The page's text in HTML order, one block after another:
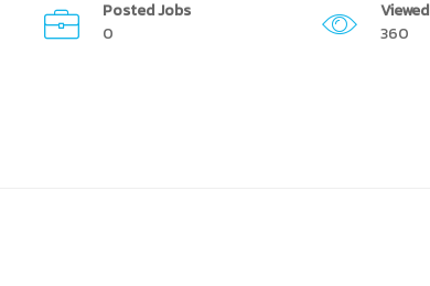
Posted Jobs
0
Viewed
360